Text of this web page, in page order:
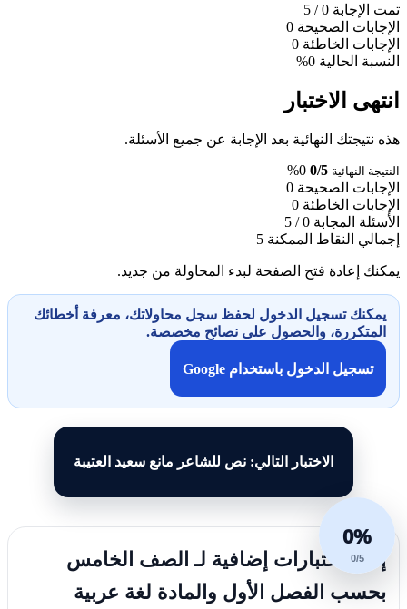
تمت الإجابة 0
/ 5
الإجابات الصحيحة 0
الإجابات الخاطئة 0
النسبة الحالية 0%
انتهى الاختبار
هذه نتيجتك النهائية بعد الإجابة عن جميع الأسئلة.
النتيجة النهائية 0/5
0%
الإجابات الصحيحة 0
الإجابات الخاطئة 0
الأسئلة المجابة 0 / 5
إجمالي النقاط الممكنة 5
يمكنك إعادة فتح الصفحة لبدء المحاولة من جديد.
يمكنك تسجيل الدخول لحفظ سجل محاولاتك، معرفة أخطائك
المتكررة، والحصول على نصائح مخصصة.
تسجيل الدخول باستخدام Google
الاختبار التالي: نص للشاعر مانع سعيد العتيبة
0%
0/5
إليك اختبارات إضافية لـ الصف الخامس
بحسب الفصل الأول والمادة لغة عربية